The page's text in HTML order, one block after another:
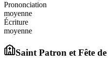
Prononciation
moyenne
Écriture
moyenne
Saint Patron et Fête de